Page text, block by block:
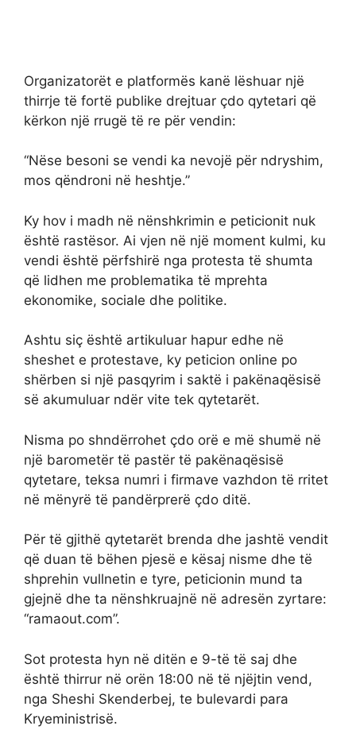
Organizatorët e platformës kanë lëshuar një
thirrje të fortë publike drejtuar çdo qytetari që
kërkon një rrugë të re për vendin:
“Nëse besoni se vendi ka nevojë për ndryshim,
mos qëndroni në heshtje.”
Ky hov i madh në nënshkrimin e peticionit nuk
është rastësor. Ai vjen në një moment kulmi, ku
vendi është përfshirë nga protesta të shumta
që lidhen me problematika të mprehta
ekonomike, sociale dhe politike.
Ashtu siç është artikuluar hapur edhe në
sheshet e protestave, ky peticion online po
shërben si një pasqyrim i saktë i pakënaqësisë
së akumuluar ndër vite tek qytetarët.
Nisma po shndërrohet çdo orë e më shumë në
një barometër të pastër të pakënaqësisë
qytetare, teksa numri i firmave vazhdon të rritet
në mënyrë të pandërprerë çdo ditë.
Për të gjithë qytetarët brenda dhe jashtë vendit
që duan të bëhen pjesë e kësaj nisme dhe të
shprehin vullnetin e tyre, peticionin mund ta
gjejnë dhe ta nënshkruajnë në adresën zyrtare:
“ramaout.com”.
Sot protesta hyn në ditën e 9-të të saj dhe
është thirrur në orën 18:00 në të njëjtin vend,
nga Sheshi Skenderbej, te bulevardi para
Kryeministrisë.